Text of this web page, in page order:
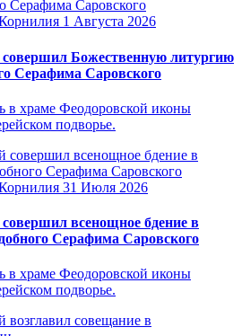
1 Августа 2026
Божественную литургию
Серафима Саровского
в храме Феодоровской иконы
подворье.
31 Июля 2026
всенощное бдение в
Серафима Саровского
в храме Феодоровской иконы
подворье.